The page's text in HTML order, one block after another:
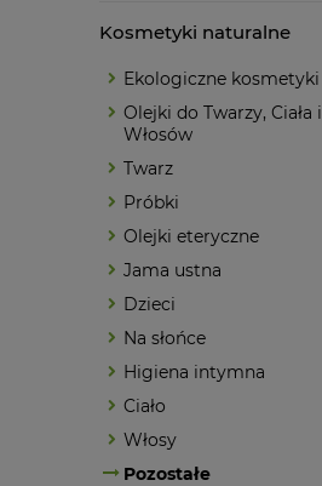
Kosmetyki naturalne
Ekologiczne kosmetyki
Olejki do Twarzy, Ciała i
Włosów
Twarz
Próbki
Olejki eteryczne
Jama ustna
Dzieci
Na słońce
Higiena intymna
Ciało
Włosy
Pozostałe